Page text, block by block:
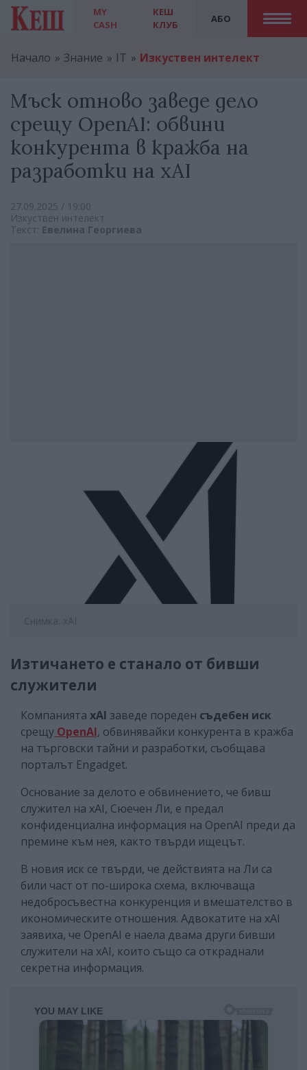
MY
CASH
АБО
КЕШ
КЛУБ
Начало Знание IT Изкуствен интелект
Мъск отново заведе дело
срещу OpenAI: обвини
конкурента в кражба на
разработки на xAI
27.09.2025 / 19:00
Изкуствен интелект
Текст: Евелина Георгиева
Снимка: xAI
Изтичането е станало от бивши
служители
Компанията xAI заведе пореден съдебен иск
срещу OpenAI, обвинявайки конкурента в кражба
на търговски тайни и разработки, съобщава
порталът Engadget.
Основание за делото е обвинението, че бивш
служител на xAI, Сюечен Ли, е предал
конфиденциална информация на OpenAI преди да
премине към нея, както твърди ищецът.
В новия иск се твърди, че действията на Ли са
били част от по-широка схема, включваща
недобросъвестна конкуренция и вмешателство в
икономическите отношения. Адвокатите на xAI
заявиха, че OpenAI е наела двама други бивши
служители на xAI, които също са откраднали
секретна информация.